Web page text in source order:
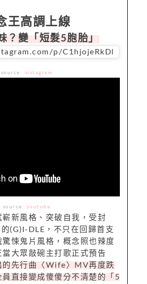
王高調上線
？變「短髮5胞胎」
p/C1hjojeRkDl
source: instagram
source: youtube
新風格、突破自我，受封
的(G)I-DLE，不只在回歸首支
悚鬼片風格，概念照也辣度
大眾敲碗主打歌正式預告
的先行曲〈Wife〉MV再度跌
直接變成傻傻分不清楚的「5